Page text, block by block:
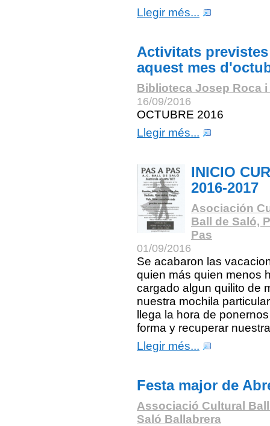
Llegir més...
Activitats
aquest mes
Biblioteca Josep Roca
16/09/2016
OCTUBRE 2016
Llegir més...
INICIO
2016-2017
Asociación
Ball de Saló,
Pas
01/09/2016
Se acabaron las
quien más quien menos
cargado algun quilito de
nuestra mochila
llega la hora de
forma y recuperar
Llegir més...
Festa major de
Associació Cultural
Saló Ballabrera